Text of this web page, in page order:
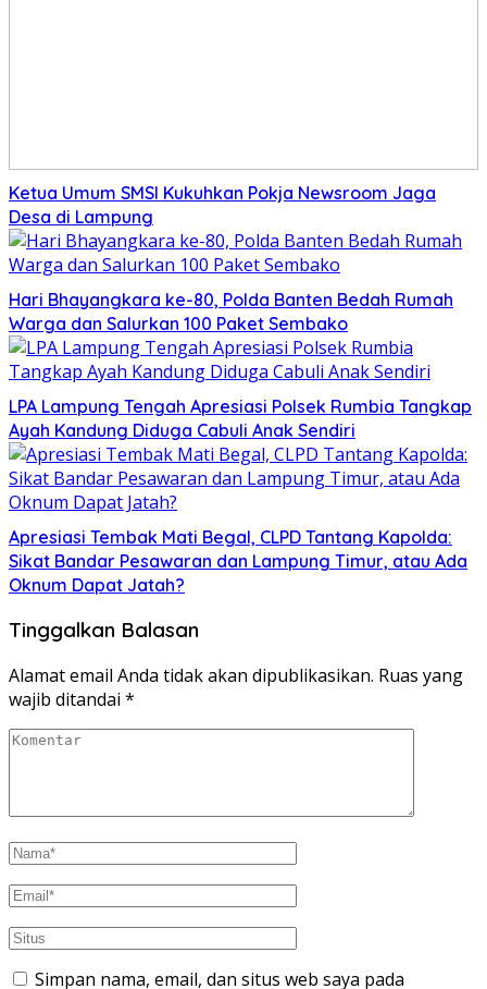
Ketua Umum SMSI Kukuhkan Pokja Newsroom Jaga
Desa di Lampung
Hari Bhayangkara ke-80, Polda Banten Bedah Rumah
Warga dan Salurkan 100 Paket Sembako
LPA Lampung Tengah Apresiasi Polsek Rumbia Tangkap
Ayah Kandung Diduga Cabuli Anak Sendiri
Apresiasi Tembak Mati Begal, CLPD Tantang Kapolda:
Sikat Bandar Pesawaran dan Lampung Timur, atau Ada
Oknum Dapat Jatah?
Tinggalkan Balasan
Alamat email Anda tidak akan dipublikasikan. Ruas yang
wajib ditandai *
Simpan nama, email, dan situs web saya pada